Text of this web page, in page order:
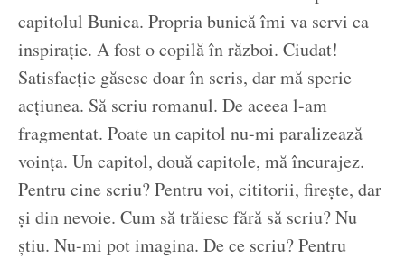
capitolul Bunica. Propria bunică îmi va servi ca
inspirație. A fost o copilă în război. Ciudat!
Satisfacție găsesc doar în scris, dar mă sperie
acțiunea. Să scriu romanul. De aceea l-am
fragmentat. Poate un capitol nu-mi paralizează
voința. Un capitol, două capitole, mă încurajez.
Pentru cine scriu? Pentru voi, cititorii, firește, dar
și din nevoie. Cum să trăiesc fără să scriu? Nu
știu. Nu-mi pot imagina. De ce scriu? Pentru